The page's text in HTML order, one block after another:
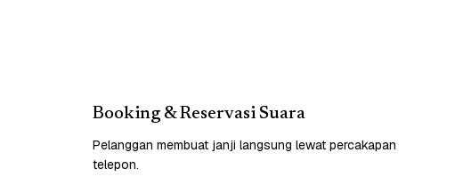
Booking & Reservasi Suara
Pelanggan membuat janji langsung lewat percakapan
telepon.